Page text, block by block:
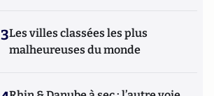
3Les villes classées les plus
malheureuses du monde